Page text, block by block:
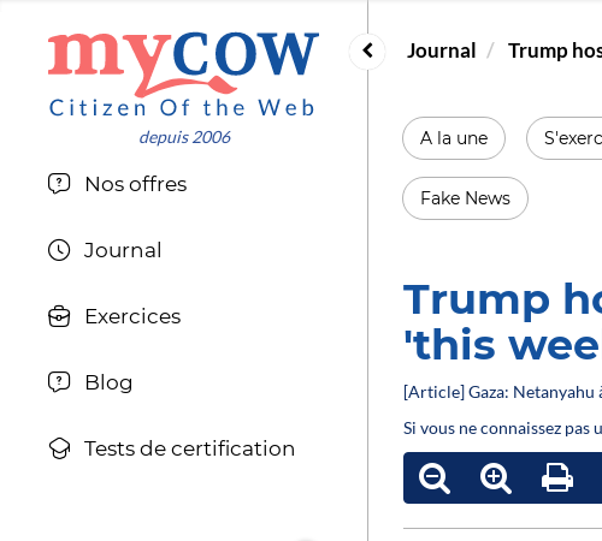
Nos offres
Journal
Exercices
Blog
Tests de certification
Journal Trump
A la une
Fake News
Trump
'this
[Article] Gaza: Netanyahu
Si vous ne connaissez